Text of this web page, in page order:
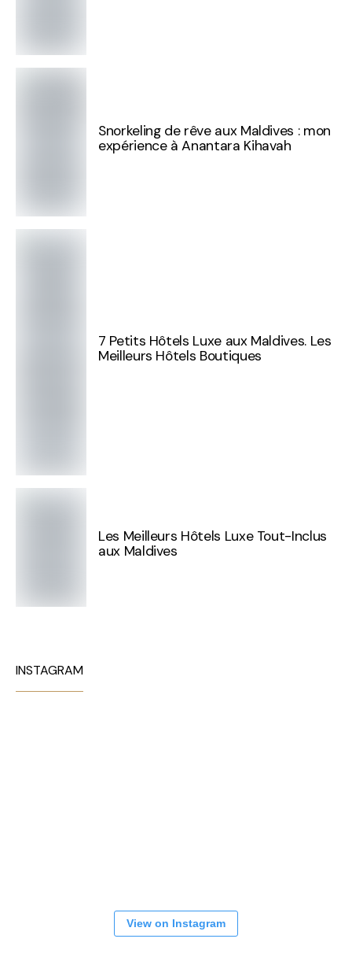
Snorkeling de rêve aux Maldives : mon
expérience à Anantara Kihavah
7 Petits Hôtels Luxe aux Maldives. Les
Meilleurs Hôtels Boutiques
Les Meilleurs Hôtels Luxe Tout-Inclus
aux Maldives
INSTAGRAM
View on Instagram